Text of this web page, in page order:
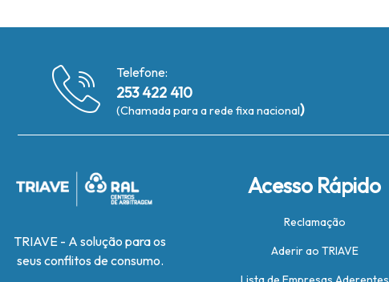
Telefone:
253 422 410
(Chamada para a rede fixa nacional)
TRIAVE - A solução para os
seus conflitos de consumo.
Acesso Rápido
Reclamação
Aderir ao TRIAVE